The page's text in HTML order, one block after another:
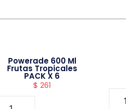
Powerade 600 Ml
Frutas Tropicales
PACK X 6
$ 261